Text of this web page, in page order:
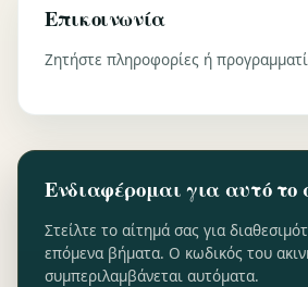
Επικοινωνία
Ζητήστε πληροφορίες ή
Ενδιαφέρομαι για αυτό το
Στείλτε το αίτημά σας για
επόμενα βήματα. Ο κωδικός του
συμπεριλαμβάνεται αυτόματα.